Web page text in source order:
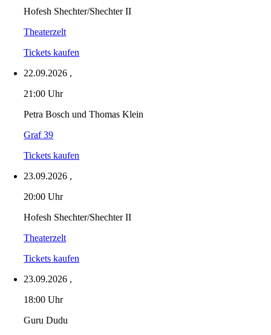
Hofesh Shechter/Shechter II
Theaterzelt
Tickets kaufen
22.09.2026 ,
21:00 Uhr
Petra Bosch und Thomas Klein
Graf 39
Tickets kaufen
23.09.2026 ,
20:00 Uhr
Hofesh Shechter/Shechter II
Theaterzelt
Tickets kaufen
23.09.2026 ,
18:00 Uhr
Guru Dudu